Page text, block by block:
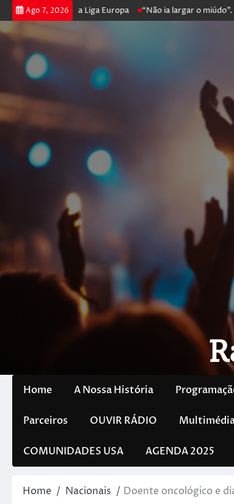
Ago 7, 2026
na Liga Europa “Não ia largar o miúdo”.
Home A Nossa História
Parceiros OUVIR RÁDIO
COMUNIDADES USA AGENDA 2025
Home Nacionais Doente oncológico e